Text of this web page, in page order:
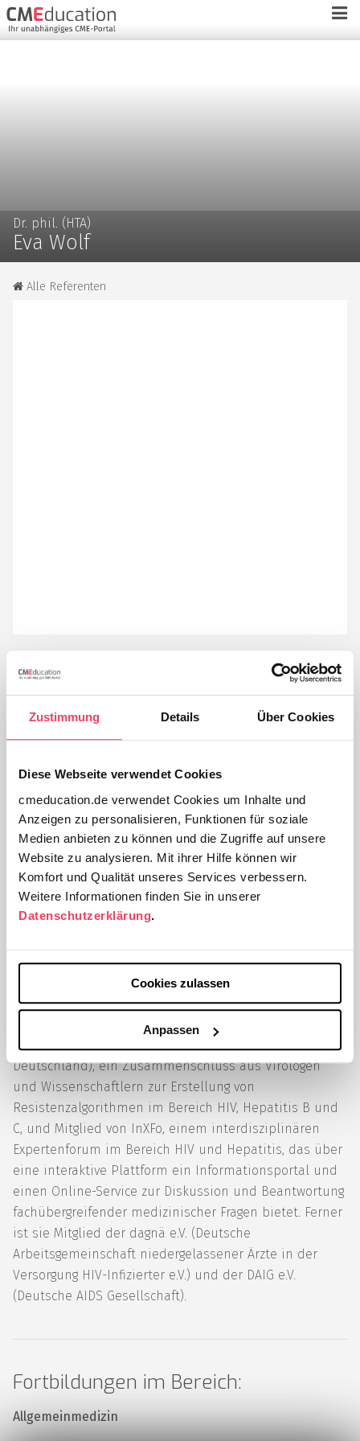
Zustimmung Details Über Cookies
Diese Webseite verwendet Cookies
cmeducation.de verwendet Cookies um Inhalte und
Anzeigen zu personalisieren, Funktionen für soziale
Medien anbieten zu können und die Zugriffe auf unsere
Website zu analysieren. Mit ihrer Hilfe können wir
Komfort und Qualität unseres Services verbessern.
Weitere Informationen finden Sie in unserer
Datenschutzerklärung.
Cookies zulassen
Anpassen
Dr. phil. (HTA)
Eva Wolf
Alle Referenten
Dr. phil. (HTA) Eva Wolf, M.P.H.
leitet den Bereich
im MVZ Karlsplatz in München. Nach dem Studium der
Epidemiologie an der Ludwig-Maximilians-Universität
München mit dem Abschluss Master of Public Health.
2011 schloss sie ein Doktoratsstudium in Health
Technology Assessment (HTA) am Institute for Public
Health, Medical Decision Making and Health Technology
Assessment an der UMIT (University for Health
Sciences, Medical Informatics and Technology) in Hall
in Tirol ab. Zu den Schwerpunkten ihrer Tätigkeit
Forschungsprojekten, die statistische Planung und
Auswertung von Studien sowie Medical Writing
(Erstellen von Abstracts, Posters, Manuskripten,
Präsentationen, Clinical Study Reports). Sie ist Mitglied
von HIV-GRADE e.V. (Genotypic Resistance-Algorithm
Deutschland), ein Zusammenschluss aus Virologen
und Wissenschaftlern zur Erstellung von
Resistenzalgorithmen im Bereich HIV, Hepatitis B und
C, und Mitglied von InXFo, einem interdisziplinären
Expertenforum im Bereich HIV und Hepatitis, das über
eine interaktive Plattform ein Informationsportal und
einen Online-Service zur Diskussion und Beantwortung
fachübergreifender medizinischer Fragen bietet. Ferner
ist sie Mitglied der dagnä e.V. (Deutsche
Arbeitsgemeinschaft niedergelassener Ärzte in der
Versorgung HIV-Infizierter e.V.) und der DAIG e.V.
(Deutsche AIDS Gesellschaft).
Fortbildungen im Bereich:
Allgemeinmedizin